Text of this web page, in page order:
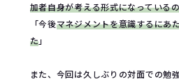
加者自身が考える形式になっている
「今後マネジメントを意識するにあ
た」
また、今回は久しぶりの対面での勉